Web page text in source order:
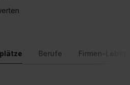
Berufe Firmen-